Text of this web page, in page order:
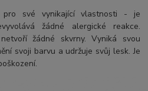
své vynikající vlastnosti - je
žádné alergické reakce.
žádné skvrny. Vyniká svou
svoji barvu a udržuje svůj lesk. Je